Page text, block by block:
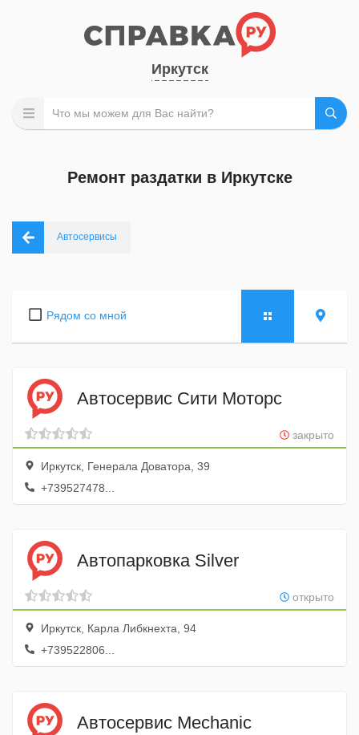
Иркутск
Ремонт раздатки в Иркутске
Автосервисы
Рядом со мной
Автосервис Сити Моторс
закрыто
Иркутск, Генерала Доватора, 39
+739527478...
Автопарковка Silver
открыто
Иркутск, Карла Либкнехта, 94
+739522806...
Автосервис Mechanic